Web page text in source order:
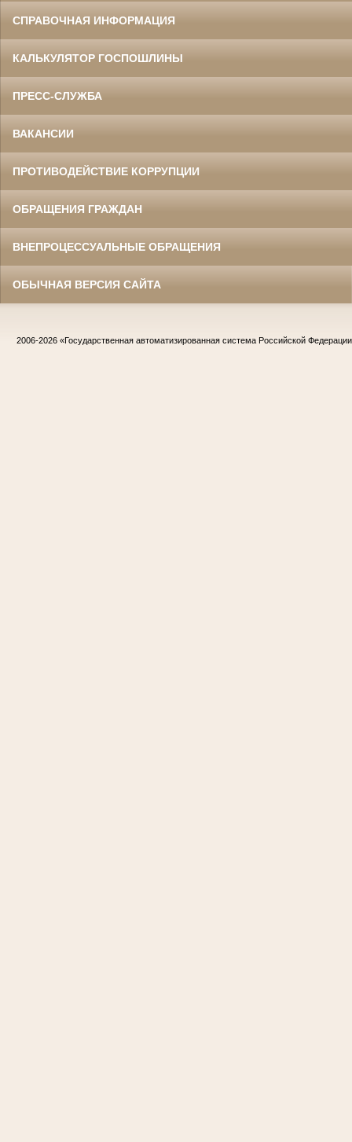
СПРАВОЧНАЯ ИНФОРМАЦИЯ
КАЛЬКУЛЯТОР ГОСПОШЛИНЫ
ПРЕСС-СЛУЖБА
ВАКАНСИИ
ПРОТИВОДЕЙСТВИЕ КОРРУПЦИИ
ОБРАЩЕНИЯ ГРАЖДАН
ВНЕПРОЦЕССУАЛЬНЫЕ ОБРАЩЕНИЯ
ОБЫЧНАЯ ВЕРСИЯ САЙТА
2006-2026 «Государственная автоматизированная система Российской